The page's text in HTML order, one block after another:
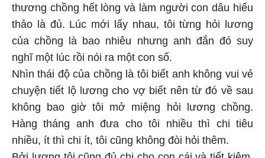
thương chồng hết lòng và làm người con dâu hiếu
thảo là đủ. Lúc mới lấy nhau, tôi từng hỏi lương
của chồng là bao nhiêu nhưng anh đắn đó suy
nghĩ một lúc rồi nói ra một con số.
Nhìn thái độ của chồng là tôi biết anh không vui vẻ
chuyện tiết lộ lương cho vợ biết nên từ đó về sau
không bao giờ tôi mở miệng hỏi lương chồng.
Hàng tháng anh đưa cho tôi nhiều thì chi tiêu
nhiều, ít thì chi ít, tôi cũng không đòi hỏi thêm.